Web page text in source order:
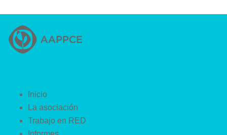
Inicio
La asociación
Trabajo en RED